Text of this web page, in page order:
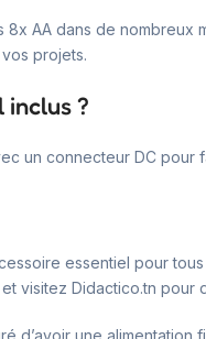
AA dans de nombreux
projets.
inclus ?
un connecteur DC pour
essentiel pour
visitez Didactico.tn
d’avoir une alimentation